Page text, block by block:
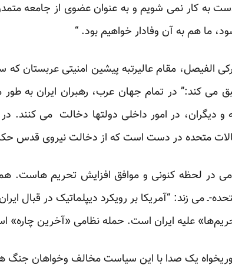
به کار نمی شویم و به عنوان عضوی از جامعه
ما هم به آن وفادار خواهیم بود. “
الفیصل، مقام عالیرتبه پیشین امنیتی
می کند:” در تمام جهان عرب، رهبران ایران به طور
و دیگران، در امور داخلی دولتها دخالت می کنند.
متحده در دست است که از دخالت نیروی قدس
در لحظه کنونی و موافق افزایش تحریم هاست.
ـ می زند: “آمریکا بر رویکرد دیپلماتیک در قبال
علیه ایران است. حمله نظامی «آخرین چاره»
یک صدا با این سیاست مخالف وخواهان جنگ